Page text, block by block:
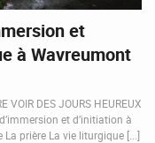
et
à Wavreumont
VOIR DES JOURS HEUREUX
et d’initiation à
prière La vie liturgique [...]